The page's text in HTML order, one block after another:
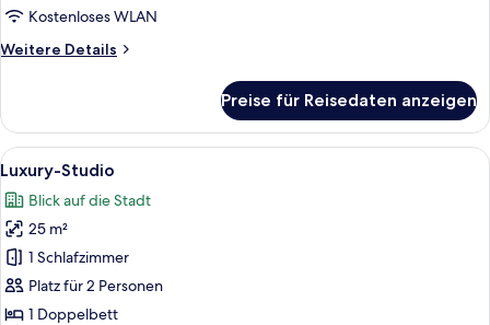
Kostenloses WLAN
Weitere Details
Weitere
Studio
Preise für Reisedaten anzeigen
Alle
Fotos
für
Luxury-
Studio
anzeigen
Ein modernes Schlafzimmer mit
24
Luxury-Studio
Blick auf die Stadt
25 m²
1 Schlafzimmer
Platz für 2 Personen
1 Doppelbett